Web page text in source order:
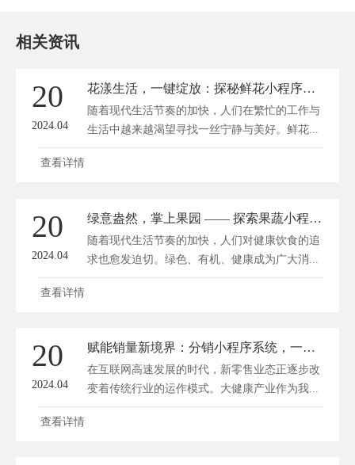
相关资讯
20
2024.04
花漾生活，一键绽放：探秘鲜花小程序的便捷美学
随着现代生活节奏的加快，人们在繁忙的工作与
生活中越来越渴望寻找一丝宁静与美好。鲜花...
查看详情
20
2024.04
绿意盎然，掌上果园 —— 探索果蔬小程序的便捷生活
随着现代生活节奏的加快，人们对健康饮食的追
求也愈发迫切。绿色、有机、健康成为广大消...
查看详情
20
2024.04
赋能销量新境界：分销小程序系统，一键触达千亿市场
在互联网高速发展的时代，新零售业态正逐步改
变着传统行业的运作模式。大健康产业作为我...
查看详情